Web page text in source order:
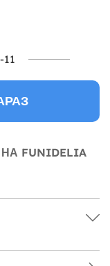
FUNIDELIA